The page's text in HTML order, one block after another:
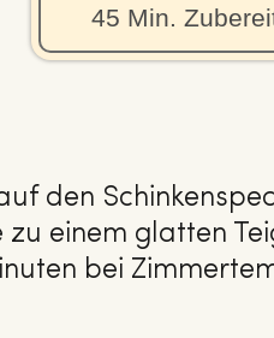
45 Min.
den
zu einem glatten
bei